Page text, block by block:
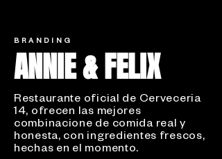
BRANDING
ANNIE & FELIX
Restaurante oficial de Cerveceria
14, ofrecen las mejores
combinacione de comida real y
honesta, con ingredientes frescos,
hechas en el momento.